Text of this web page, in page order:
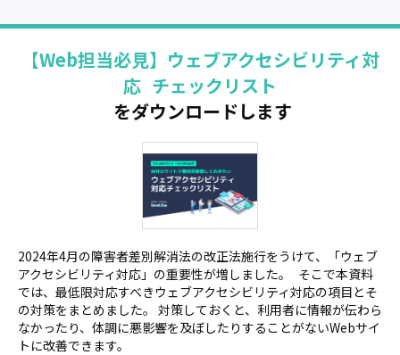
【Web担当必見】ウェブアクセシビリティ対
応 チェックリスト
をダウンロードします
2024年4月の障害者差別解消法の改正法施行をうけて、「ウェブ
アクセシビリティ対応」の重要性が増しました。 そこで本資料
では、最低限対応すべきウェブアクセシビリティ対応の項目とそ
の対策をまとめました。 対策しておくと、利用者に情報が伝わら
なかったり、体調に悪影響を及ぼしたりすることがないWebサイ
トに改善できます。